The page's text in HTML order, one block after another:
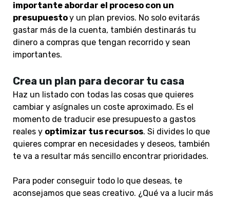
importante abordar el proceso con un
presupuestoy un plan previos. No solo evitarás
gastar más de la cuenta, también destinarás tu
dinero a compras que tengan recorrido y sean
importantes.
Crea un plan para decorar tu casa
Haz un listado con todas las cosas que quieres
cambiar y asígnales un coste aproximado. Es el
momento de traducir ese presupuesto a gastos
reales y optimizar tus recursos. Si divides lo que
quieres comprar en necesidades y deseos, también
te va a resultar más sencillo encontrar prioridades.
Para poder conseguir todo lo que deseas, te
aconsejamos que seas creativo. ¿Qué va a lucir más